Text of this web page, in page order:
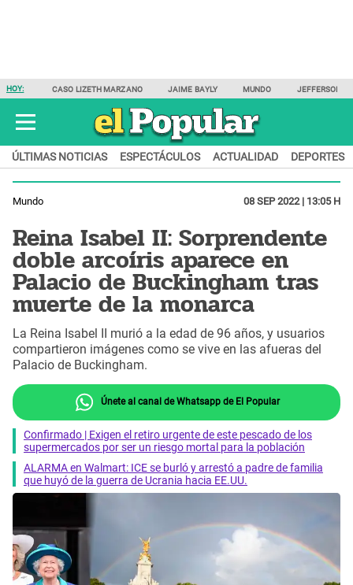
HOY: CASO LIZETH MARZANO JAIME BAYLY MUNDO JEFFERSON
ÚLTIMAS NOTICIAS ESPECTÁCULOS ACTUALIDAD DEPORTES
Mundo 08 SEP 2022 | 13:05 H
Reina Isabel II: Sorprendente
doble arcoíris aparece en
Palacio de Buckingham tras
muerte de la monarca
La Reina Isabel II murió a la edad de 96 años, y usuarios
compartieron imágenes como se vive en las afueras del
Palacio de Buckingham.
Únete al canal de Whatsapp de El Popular
Confirmado | Exigen el retiro urgente de este pescado de los
supermercados por ser un riesgo mortal para la población
ALARMA en Walmart: ICE se burló y arrestó a padre de familia
que huyó de la guerra de Ucrania hacia EE.UU.